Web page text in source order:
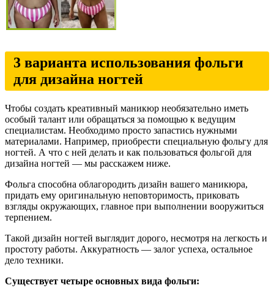
3 варианта использования фольги
для дизайна ногтей
Чтобы создать креативный маникюр необязательно иметь
особый талант или обращаться за помощью к ведущим
специалистам. Необходимо просто запастись нужными
материалами. Например, приобрести специальную фольгу для
ногтей. А что с ней делать и как пользоваться фольгой для
дизайна ногтей — мы расскажем ниже.
Фольга способна облагородить дизайн вашего маникюра,
придать ему оригинальную неповторимость, приковать
взгляды окружающих, главное при выполнении вооружиться
терпением.
Такой дизайн ногтей выглядит дорого, несмотря на легкость и
простоту работы. Аккуратность — залог успеха, остальное
дело техники.
Существует четыре основных вида фольги: